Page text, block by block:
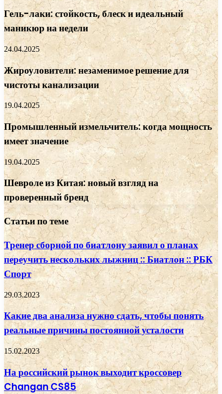
Гель-лаки: стойкость, блеск и идеальный
маникюр на недели
24.04.2025
Жироуловители: незаменимое решение для
чистоты канализации
19.04.2025
Промышленный измельчитель: когда мощность
имеет значение
19.04.2025
Шевроле из Китая: новый взгляд на
проверенный бренд
Статьи по теме
Тренер сборной по биатлону заявил о планах
переучить нескольких лыжниц :: Биатлон :: РБК
Спорт
29.03.2023
Какие два анализа нужно сдать, чтобы понять
реальные причины постоянной усталости
15.02.2023
На российский рынок выходит кроссовер
Changan CS85